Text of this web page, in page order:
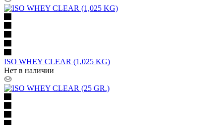
ISO WHEY CLEAR (1,025 KG)
Нет в наличии